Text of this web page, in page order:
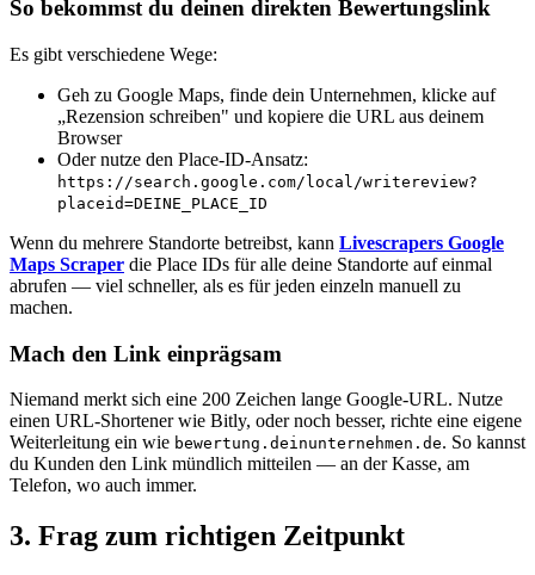
So bekommst du deinen direkten Bewertungslink
Es gibt verschiedene Wege:
Geh zu Google Maps, finde dein Unternehmen, klicke auf
„Rezension schreiben" und kopiere die URL aus deinem
Browser
Oder nutze den Place-ID-Ansatz:
https://search.google.com/local/writereview?
placeid=DEINE_PLACE_ID
Wenn du mehrere Standorte betreibst, kann Livescrapers Google
Maps Scraper die Place IDs für alle deine Standorte auf einmal
abrufen — viel schneller, als es für jeden einzeln manuell zu
machen.
Mach den Link einprägsam
Niemand merkt sich eine 200 Zeichen lange Google-URL. Nutze
einen URL-Shortener wie Bitly, oder noch besser, richte eine eigene
Weiterleitung ein wie bewertung.deinunternehmen.de. So kannst
du Kunden den Link mündlich mitteilen — an der Kasse, am
Telefon, wo auch immer.
3. Frag zum richtigen Zeitpunkt